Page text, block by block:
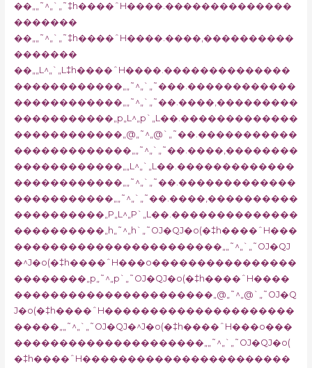
��„„˜^„`„˜‡h����ˆH����.��������������
�������
��„„˜^„`„˜‡h����ˆH����.����‚����������
�������
��„„L^„`„L‡h����ˆH����.��������������
������������„„˜^„`„˜���.������������
������������„„˜^„`„˜��.����‚���������
�����������„p„L^„p`„L��.�������������
������������„@„˜^„@`„˜��.�����������
�������������„„˜^„`„˜��.����‚��������
������������„„L^„`„L��.�������������
������������„„˜^„`„˜��.�������������
�����������„„˜^„`„˜��.����‚����������
����������„P„L^„P`„L��.��������������
����������„h„˜^„h`„˜OJ�QJ�o(�‡h����ˆH���
�����������������������„„˜^„`„˜OJ�QJ
�^J�o(�‡h����ˆH���o����������������
��������„p„˜^„p`„˜OJ�QJ�o(�‡h����ˆH����
����������������������„@„˜^„@`„˜OJ�Q
J�o(�‡h����ˆH���������������������
�����„„˜^„`„˜OJ�QJ�^J�o(�‡h����ˆH���o���
���������������������„„˜^„`„˜OJ�QJ�o(
�‡h����ˆH�����������������������